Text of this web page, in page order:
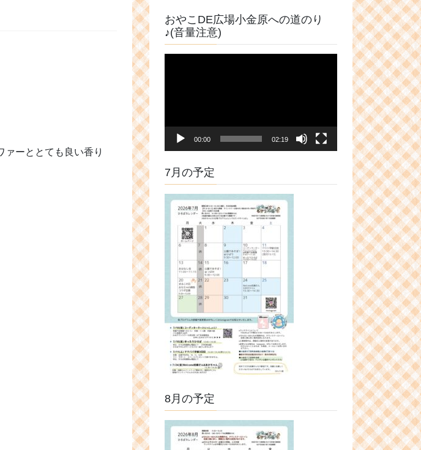
ーととても良い香り
おやこDE広場小金原への道のり
♪(音量注意)
00:00 02:19
7月の予定
8月の予定